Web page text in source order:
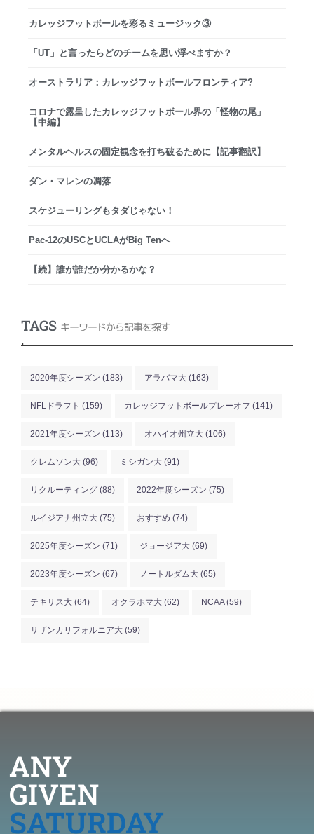
カレッジフットボールを彩るミュージック③
「UT」と言ったらどのチームを思い浮べますか？
オーストラリア：カレッジフットボールフロンティア?
コロナで露呈したカレッジフットボール界の「怪物の尾」
【中編】
メンタルヘルスの固定観念を打ち破るために【記事翻訳】
ダン・マレンの凋落
スケジューリングもタダじゃない！
Pac-12のUSCとUCLAがBig Tenへ
【続】誰が誰だか分かるかな？
TAGS キーワードから記事を探す
.
2020年度シーズン (183) アラバマ大 (163)
NFLドラフト (159) カレッジフットボールプレーオフ (141)
2021年度シーズン (113) オハイオ州立大 (106)
クレムソン大 (96) ミシガン大 (91)
リクルーティング (88) 2022年度シーズン (75)
ルイジアナ州立大 (75) おすすめ (74)
2025年度シーズン (71) ジョージア大 (69)
2023年度シーズン (67) ノートルダム大 (65)
テキサス大 (64) オクラホマ大 (62) NCAA(59)
サザンカリフォルニア大 (59)
ANY
GIVEN
SATURDAY